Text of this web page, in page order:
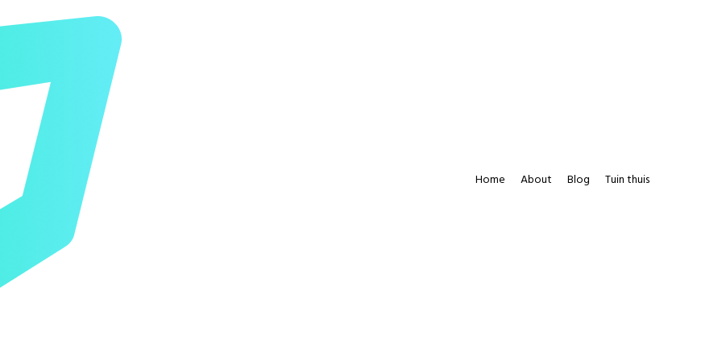
Home About Blog Tuin thuis